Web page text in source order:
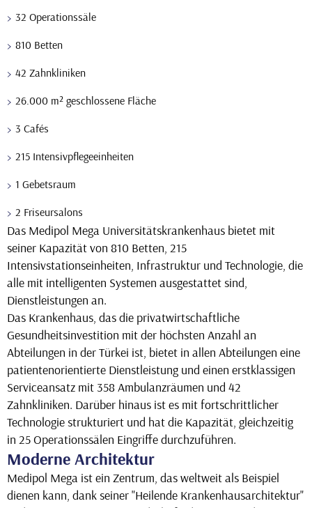
32 Operationssäle
810 Betten
42 Zahnkliniken
26.000 m² geschlossene Fläche
3 Cafés
215 Intensivpflegeeinheiten
1 Gebetsraum
2 Friseursalons
Das Medipol Mega Universitätskrankenhaus bietet mit
seiner Kapazität von 810 Betten, 215
Intensivstationseinheiten, Infrastruktur und Technologie, die
alle mit intelligenten Systemen ausgestattet sind,
Dienstleistungen an.
Das Krankenhaus, das die privatwirtschaftliche
Gesundheitsinvestition mit der höchsten Anzahl an
Abteilungen in der Türkei ist, bietet in allen Abteilungen eine
patientenorientierte Dienstleistung und einen erstklassigen
Serviceansatz mit 358 Ambulanzräumen und 42
Zahnkliniken. Darüber hinaus ist es mit fortschrittlicher
Technologie strukturiert und hat die Kapazität, gleichzeitig
in 25 Operationssälen Eingriffe durchzuführen.
Moderne Architektur
Medipol Mega ist ein Zentrum, das weltweit als Beispiel
dienen kann, dank seiner "Heilende Krankenhausarchitektur"